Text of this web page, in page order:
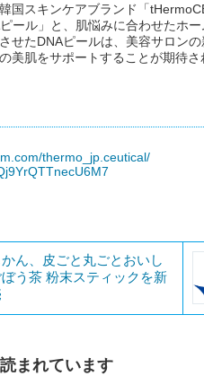
国スキンケアブランド「
ール」と、肌悩みに合わせたホ
せたDNAピールは、美容サロン
美肌をサポートすることが期待さ
thermo_jp.ceutical/
ん、皮ごと丸ごとおいし
う茶 粉末スティックを新
まれています